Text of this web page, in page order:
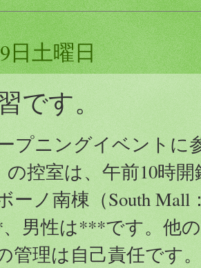
日土曜日
です。
プニングイベントに
の控室は、午前10時
ーノ南棟（South
男性は***です。他
管理は自己責任です